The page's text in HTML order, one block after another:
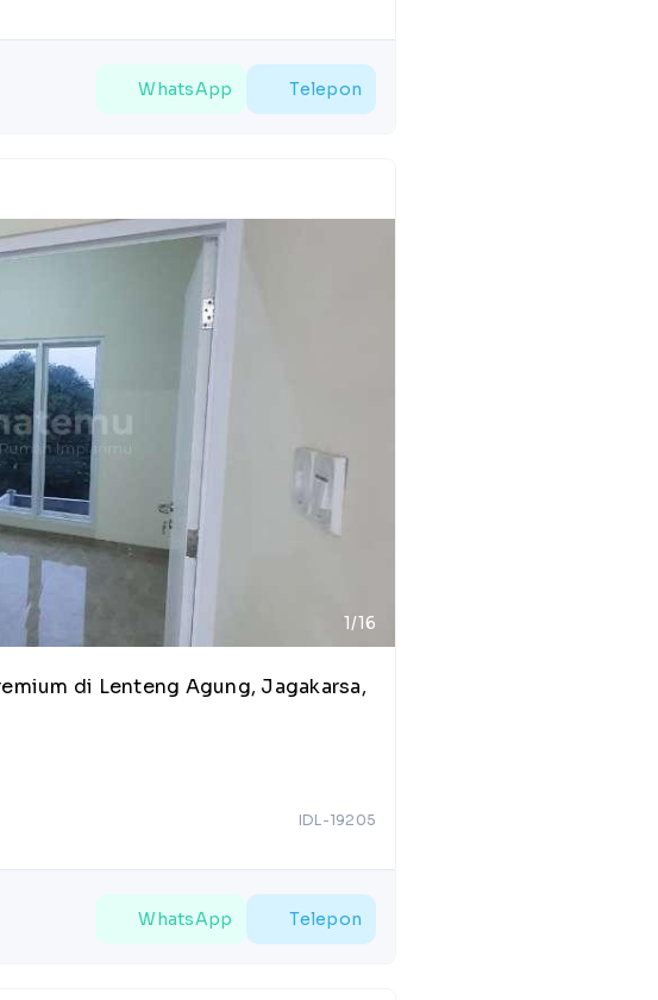
WhatsApp Telepon
1/16
di Lenteng Agung, Jagakarsa,
IDL-19205
WhatsApp Telepon